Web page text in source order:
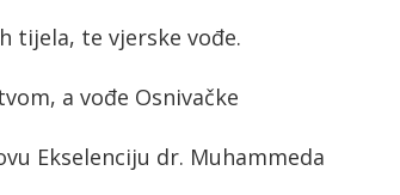
tijela, te vjerske vođe.
a vođe Osnivačke
Ekselenciju dr. Muhammeda